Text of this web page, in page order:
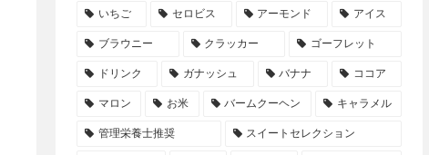
いちご セロビス アーモンド アイス
ブラウニー クラッカー ゴーフレット
ドリンク ガナッシュ バナナ ココア
マロン お米 バームクーヘン キャラメル
管理栄養士推奨 スイートセレクション